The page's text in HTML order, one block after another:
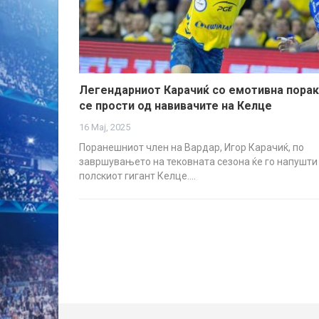
Легендарниот Карачиќ со емотивна
се прости од навивачите на Келце
16 Мај, 2025
Поранешниот член на Вардар, Игор Карачиќ, по
завршувањето на тековната сезона ќе го напушти
полскиот гигант Келце.…